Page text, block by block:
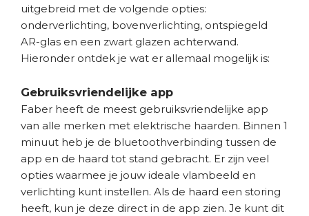
uitgebreid met de volgende opties:
onderverlichting, bovenverlichting, ontspiegeld
AR-glas en een zwart glazen achterwand.
Hieronder ontdek je wat er allemaal mogelijk is:
Gebruiksvriendelijke app
Faber heeft de meest gebruiksvriendelijke app
van alle merken met elektrische haarden. Binnen 1
minuut heb je de bluetoothverbinding tussen de
app en de haard tot stand gebracht. Er zijn veel
opties waarmee je jouw ideale vlambeeld en
verlichting kunt instellen. Als de haard een storing
heeft, kun je deze direct in de app zien. Je kunt dit